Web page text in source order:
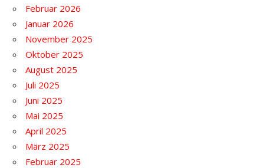
Februar 2026
Januar 2026
November 2025
Oktober 2025
August 2025
Juli 2025
Juni 2025
Mai 2025
April 2025
März 2025
Februar 2025